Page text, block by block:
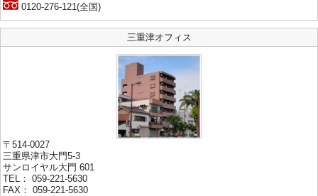
0120-276-121(全国)
三重津オフィス
〒514-0027
三重県津市大門5-3
サンロイヤル大門 601
TEL： 059-221-5630
FAX： 059-221-5630